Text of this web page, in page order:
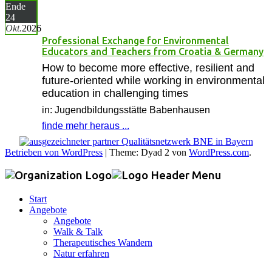
Ende
24
Okt.2026
Professional Exchange for Environmental
Educators and Teachers from Croatia & Germany
How to become more effective, resilient and
future-oriented while working in environmental
education in challenging times
in: Jugendbildungsstätte Babenhausen
finde mehr heraus ...
Betrieben von WordPress | Theme: Dyad 2 von WordPress.com.
Start
Angebote
Angebote
Walk & Talk
Therapeutisches Wandern
Natur erfahren